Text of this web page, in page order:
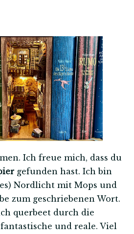
Ich freue mich, dass du
gefunden hast. Ich bin
Nordlicht mit Mops und
zum geschriebenen Wort.
querbeet durch die
und reale. Viel